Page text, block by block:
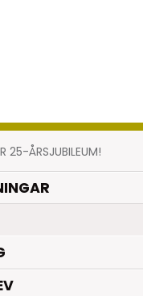
25-ÅRSJUBILEUM!
.